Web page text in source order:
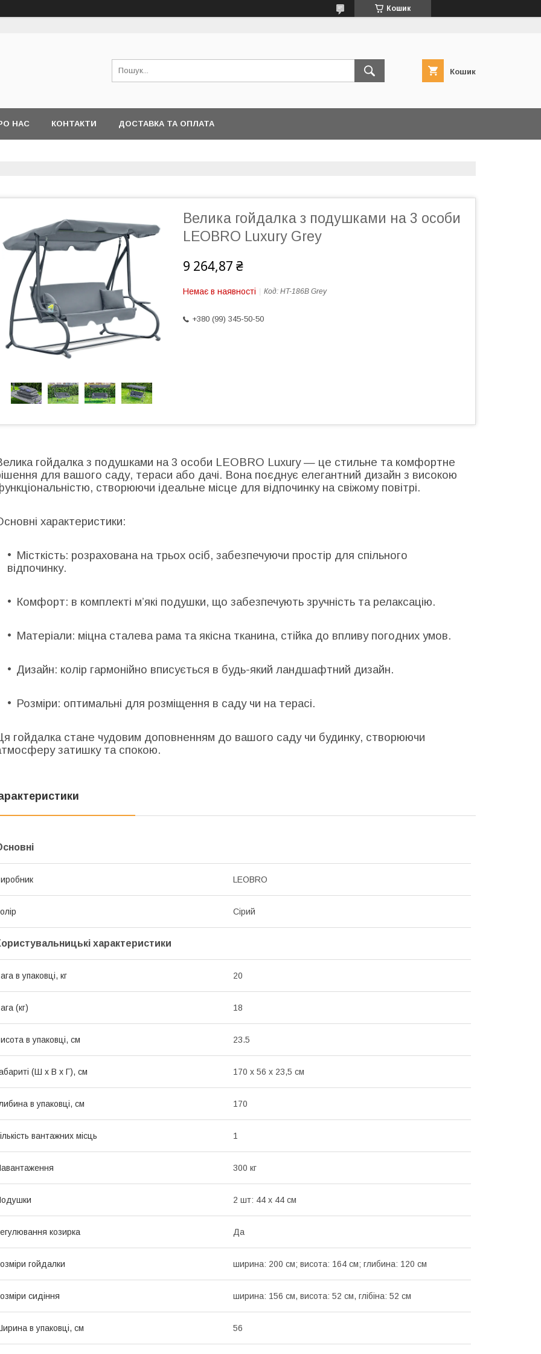
Кошик
Кошик
НАС КОНТАКТИ ДОСТАВКА ТА ОПЛАТА
Велика гойдалка з подушками на 3 особи
LEOBRO Luxury Grey
9 264,87 ₴
Немає в наявності Код: HT-186B Grey
+380 (99) 345-50-50
гойдалка з подушками на 3 особи LEOBRO Luxury — це стильне та комфортне
для вашого саду, тераси або дачі. Вона поєднує елегантний дизайн з високою
створюючи ідеальне місце для відпочинку на свіжому повітрі.​
характеристики:
Місткість: розрахована на трьох осіб, забезпечуючи простір для спільного
відпочинку.
Комфорт: в комплекті м’які подушки, що забезпечують зручність та релаксацію.
Матеріали: міцна сталева рама та якісна тканина, стійка до впливу погодних умов.
Дизайн: колір гармонійно вписується в будь-який ландшафтний дизайн.
Розміри: оптимальні для розміщення в саду чи на терасі.​
гойдалка стане чудовим доповненням до вашого саду чи будинку, створюючи
затишку та спокою.​
LEOBRO
Сірий
характеристики
в упаковці, кг 20
(кг) 18
в упаковці, см 23.5
(Ш х В х Г), см 170 х 56 х 23,5 см
в упаковці, см 170
вантажних місць 1
300 кг
2 шт: 44 х 44 см
козирка Да
гойдалки ширина: 200 см; висота: 164 см; глибина: 120 см
сидіння ширина: 156 см, висота: 52 см, глібіна: 52 см
в упаковці, см 56